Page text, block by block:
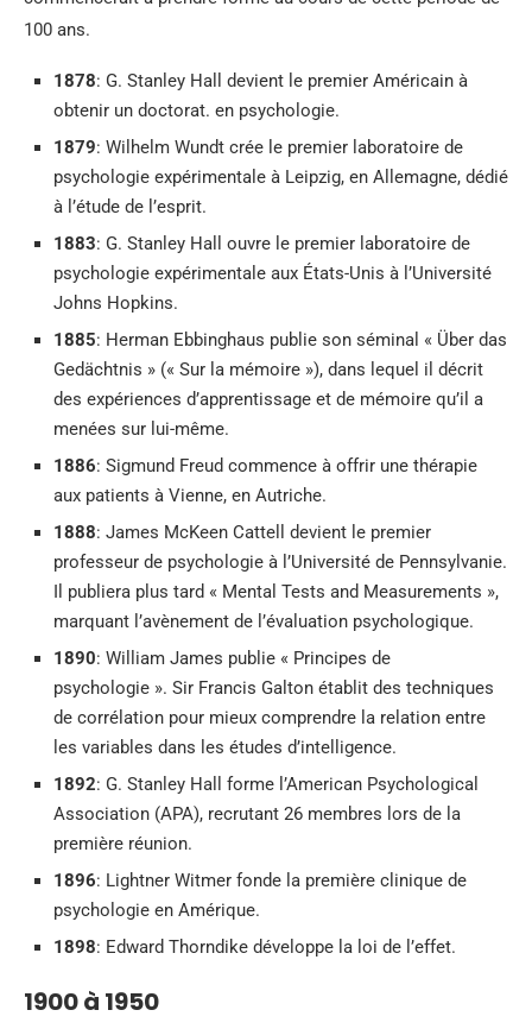
100 ans.
1878: G. Stanley Hall devient le premier Américain à
obtenir un doctorat. en psychologie.
1879: Wilhelm Wundt crée le premier laboratoire de
psychologie expérimentale à Leipzig, en Allemagne, dédié
à l’étude de l’esprit.
1883: G. Stanley Hall ouvre le premier laboratoire de
psychologie expérimentale aux États-Unis à l’Université
Johns Hopkins.
1885: Herman Ebbinghaus publie son séminal « Über das
Gedächtnis » (« Sur la mémoire »), dans lequel il décrit
des expériences d’apprentissage et de mémoire qu’il a
menées sur lui-même.
1886: Sigmund Freud commence à offrir une thérapie
aux patients à Vienne, en Autriche.
1888: James McKeen Cattell devient le premier
professeur de psychologie à l’Université de Pennsylvanie.
Il publiera plus tard « Mental Tests and Measurements »,
marquant l’avènement de l’évaluation psychologique.
1890: William James publie « Principes de
psychologie ». Sir Francis Galton établit des techniques
de corrélation pour mieux comprendre la relation entre
les variables dans les études d’intelligence.
1892: G. Stanley Hall forme l’American Psychological
Association (APA), recrutant 26 membres lors de la
première réunion.
1896: Lightner Witmer fonde la première clinique de
psychologie en Amérique.
1898: Edward Thorndike développe la loi de l’effet.
1900 à 1950